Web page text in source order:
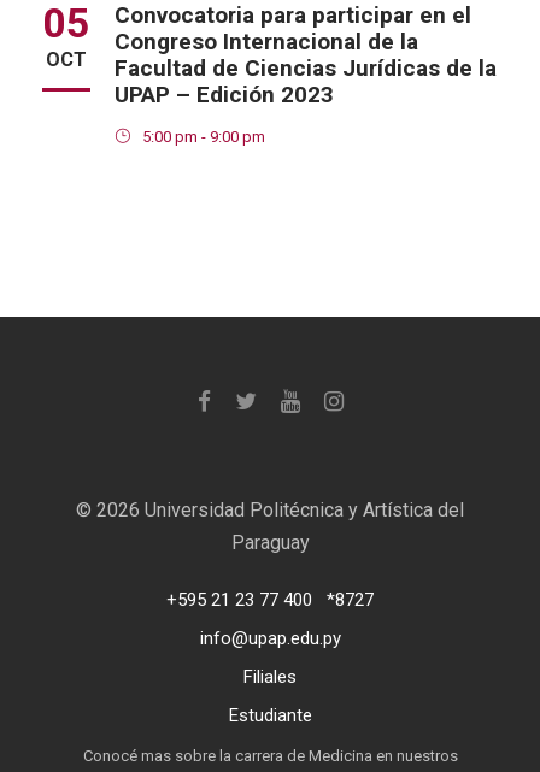
05
OCT
Convocatoria para participar en el
Congreso Internacional de la
Facultad de Ciencias Jurídicas de la
UPAP – Edición 2023
5:00 pm - 9:00 pm
© 2026 Universidad Politécnica y Artística del
Paraguay
+595 21 23 77 400
*8727
info@upap.edu.py
Filiales
Estudiante
Conocé mas sobre la carrera de Medicina en nuestros